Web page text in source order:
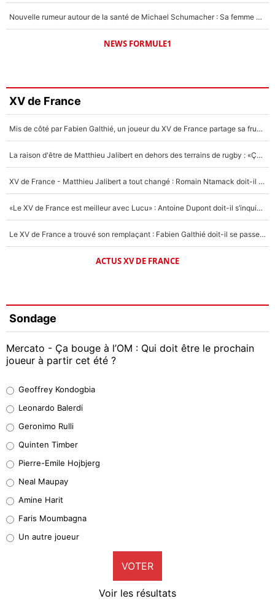
Nouvelle rumeur autour de la santé de Michael Schumacher : Sa femme Corinna sort du silence
NEWS FORMULE1
XV de France
Mis de côté par Fabien Galthié, un joueur du XV de France partage sa frustration : «ils ne me l’ont pas dit tout de suite»
La raison d'être de Matthieu Jalibert en dehors des terrains de rugby : «Ça m'atteint autant que si tu touches à un membre de ma famille»
XV de France - Matthieu Jalibert a tout changé : Romain Ntamack doit-il s’inquiéter pour sa place à un an de la Coupe du monde ?
«Le XV de France est meilleur avec Lucu» : Antoine Dupont doit-il s’inquiéter pour sa place ?
Le XV de France a trouvé son remplaçant : Fabien Galthié doit-il se passer d'Antoine Dupont ?
ACTUS XV DE FRANCE
Sondage
Mercato - Ça bouge à l’OM : Qui doit être le prochain
joueur à partir cet été ?
38%
32%
5%
1%
9%
Geoffrey Kondogbia
Leonardo Balerdi
Geronimo Rulli
Quinten Timber
Pierre-Emile Hojbjerg
Neal Maupay
Amine Harit
Faris Moumbagna
Un autre joueur
VOTER
Voir les résultats